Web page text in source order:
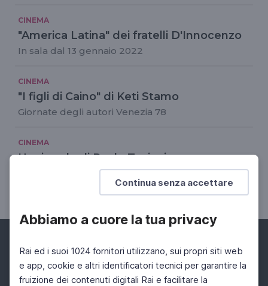
Continua senza accettare
Abbiamo a cuore la tua privacy
Rai ed i suoi 1024 fornitori utilizzano, sui propri siti web
e app, cookie e altri identificatori tecnici per garantire la
fruizione dei contenuti digitali Rai e facilitare la
CINEMA
"America Latina" dei fratelli D'Innocenzo
In sala dal 13 gennaio 2022
CINEMA
"I figli di Caino" di Keti Stamo
Giornate degli autori Venezia 78
CINEMA
Un ricordo di Paolo Taviani
Un'intervista del 2018 sul restauro de "La notte di
Facebook Instagram Twitter